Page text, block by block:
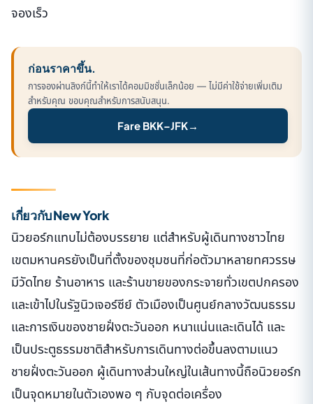
จองเร็ว
ก่อนราคาขึ้น.
การจองผ่านลิงก์นี้ทำให้เราได้คอมมิชชั่นเล็กน้อย — ไม่มีค่าใช้จ่ายเพิ่มเติม
สำหรับคุณ ขอบคุณสำหรับการสนับสนุน.
Fare BKK–JFK→
เกี่ยวกับ New York
นิวยอร์กแทบไม่ต้องบรรยาย แต่สำหรับผู้เดินทางชาวไทย
เขตมหานครยังเป็นที่ตั้งของชุมชนที่ก่อตัวมาหลายทศวรรษ
มีวัดไทย ร้านอาหาร และร้านขายของกระจายทั่วเขตปกครอง
และเข้าไปในรัฐนิวเจอร์ซีย์ ตัวเมืองเป็นศูนย์กลางวัฒนธรรม
และการเงินของชายฝั่งตะวันออก หนาแน่นและเดินได้ และ
เป็นประตูธรรมชาติสำหรับการเดินทางต่อขึ้นลงตามแนว
ชายฝั่งตะวันออก ผู้เดินทางส่วนใหญ่ในเส้นทางนี้ถือนิวยอร์ก
เป็นจุดหมายในตัวเองพอ ๆ กับจุดต่อเครื่อง